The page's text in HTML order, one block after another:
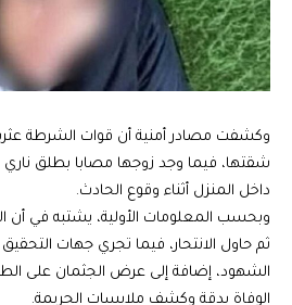
وكشفت مصادر أمنية أن قوات الشرطة
شقتها، فيما وجد زوجها مصابا بطلق ناري
داخل المنزل أثناء وقوع الحادث.
وبحسب المعلومات الأولية، يشتبه في أن
ثم حاول الانتحار، فيما تجري جهات
الشهود، إضافة إلى عرض الجثمان على
الوفاة بدقة وكشف ملابسات الجريمة.